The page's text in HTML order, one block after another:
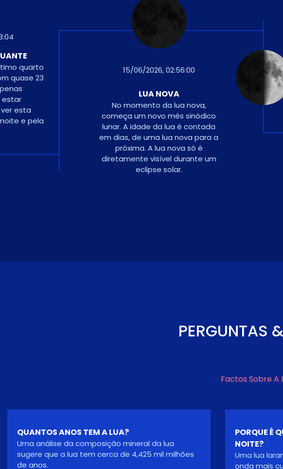
21/06/2026, 21:55:57
Uma semana após a lua
Também é chamada de
meia lua
PERGUNTAS
Factos Sobre A
PORQUE É QUE A LUA ESTÁ LARANJA ESTA
NOITE?
Uma lua laranja significa que os comprimentos de
onda mais curtos da luz estão a ser filtrados. Isto
PARA QUE
A Lua torna
moderando
origem no